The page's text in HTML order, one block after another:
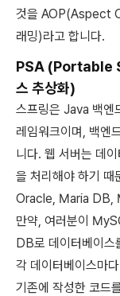
것을 AOP(Aspect
래밍)라고 합니다.
PSA (Portable
스 추상화)
스프링은 Java 백엔
레임워크이며, 백엔
니다. 웹 서버는 데
을 처리해야 하기
Oracle, Maria DB,
만약, 여러분이
DB로 데이터베이스
각 데이터베이스마
기존에 작성한 코드